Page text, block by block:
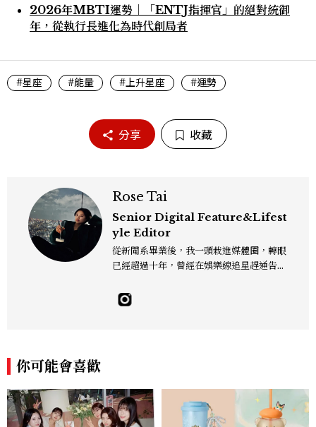
2026年MBTI運勢｜「ENTJ指揮官」的絕對統御
年，從執行長進化為時代創局者
#星座 #能量 #上升星座 #運勢
分享 收藏
Rose Tai
Senior Digital Feature&Lifest
yle Editor
從新聞系畢業後，我一頭栽進媒體圈，轉眼
已經超過十年，曾經在娛樂線追星趕通告，
紅。現在我的日常多是與美食、生活與旅遊
為伍，走進廚房、走進巷弄，也走進他人的
你可能會喜歡